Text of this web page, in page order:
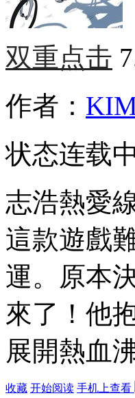
双重点击
作者：
状态连载中
志浩熱愛
這款遊戲
運。原本
來了！他
展開熱血
收藏 开始阅读 手机上查看